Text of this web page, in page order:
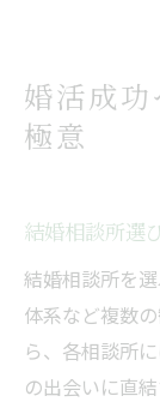
婚活成
極意
結婚相談所選
結婚相談所を
体系など複数
ら、各相談所
の出会いに直